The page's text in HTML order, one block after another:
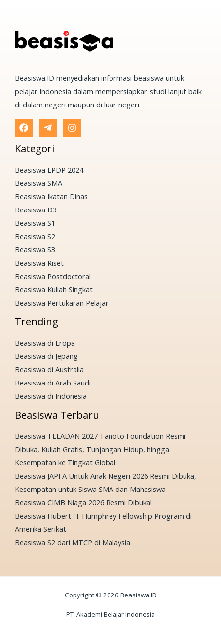
Beasiswa.ID menyediakan informasi beasiswa untuk
pelajar Indonesia dalam mempersiapkan studi lanjut baik
di dalam negeri maupun di luar negeri.
Kategori
Beasiswa LPDP 2024
Beasiswa SMA
Beasiswa Ikatan Dinas
Beasiswa D3
Beasiswa S1
Beasiswa S2
Beasiswa S3
Beasiswa Riset
Beasiswa Postdoctoral
Beasiswa Kuliah Singkat
Beasiswa Pertukaran Pelajar
Trending
Beasiswa di Eropa
Beasiswa di Jepang
Beasiswa di Australia
Beasiswa di Arab Saudi
Beasiswa di Indonesia
Beasiswa Terbaru
Beasiswa TELADAN 2027 Tanoto Foundation Resmi
Dibuka, Kuliah Gratis, Tunjangan Hidup, hingga
Kesempatan ke Tingkat Global
Beasiswa JAPFA Untuk Anak Negeri 2026 Resmi Dibuka,
Kesempatan untuk Siswa SMA dan Mahasiswa
Beasiswa CIMB Niaga 2026 Resmi Dibuka!
Beasiswa Hubert H. Humphrey Fellowship Program di
Amerika Serikat
Beasiswa S2 dari MTCP di Malaysia
Copyright © 2026 Beasiswa.ID
PT. Akademi Belajar Indonesia